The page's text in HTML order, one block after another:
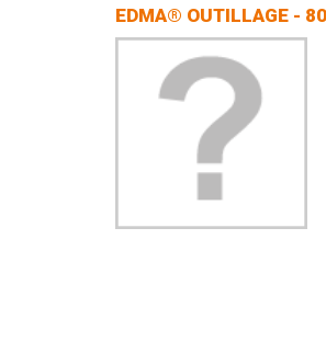
EDMA® OUTILLAGE -